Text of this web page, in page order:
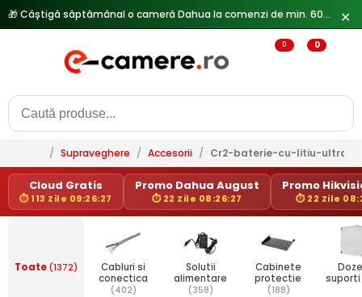
🎁 Câștigă săptămânal o cameră Dahua la comenzi de min. 600 lei — ✕
0 0
/ Supraveghere / Accesorii / Cr2-baterie-cu-litiu-ultra-
Cloud Gratis
⏱ 113 Zile 09:26:27
Promo Dahua August
⏱ 22 Zile 08:26:27
Promo
⏱ 22 Zile
Toate(1372)
Cabluri si
conectica
(402)
Solutii
alimentare
(358)
Cabinete
protectie
(188)
suporti